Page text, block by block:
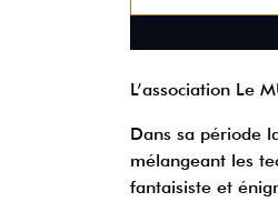
L’association Le
Dans sa période
mélangeant les
fantaisiste et